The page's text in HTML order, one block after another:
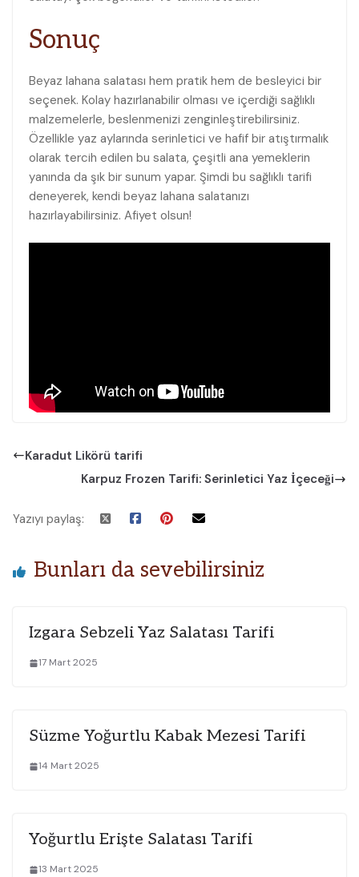
Sonuç
Beyaz lahana salatası hem pratik hem de besleyici bir
‌seçenek. Kolay hazırlanabilir‍ olması ve içerdiği sağlıklı
malzemelerle, ​beslenmenizi zenginleştirebilirsiniz.
Özellikle yaz aylarında serinletici ve hafif bir atıştırmalık​
olarak tercih⁤ edilen bu salata, çeşitli ana ‌yemeklerin
yanında da şık bir sunum yapar. Şimdi bu‍ sağlıklı tarifi
deneyerek, kendi ⁤beyaz lahana salatanızı
hazırlayabilirsiniz. Afiyet olsun!
Karadut Likörü tarifi
Karpuz Frozen⁤ Tarifi: Serinletici Yaz İçeceği
Yazıyı paylaş:
Bunları da sevebilirsiniz
Izgara Sebzeli Yaz Salatası Tarifi
17 Mart 2025
Süzme Yoğurtlu Kabak Mezesi Tarifi
14 Mart 2025
Yoğurtlu Erişte Salatası Tarifi
13 Mart 2025